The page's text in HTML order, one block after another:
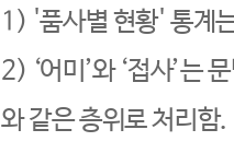
1) '품사별 현황' 통계
2) ‘어미’와 ‘접사’는
와 같은 층위로 처리함.